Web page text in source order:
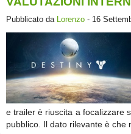
Pubblicato da Lorenzo - 16
e trailer è riuscita a focalizzare
pubblico. Il dato rilevante è